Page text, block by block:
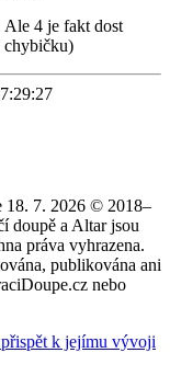
4 je fakt dost
chybičku)
18. 7. 2026 © 2018–
doupě a Altar jsou
práva vyhrazena.
publikována ani
nebo
k jejímu vývoji